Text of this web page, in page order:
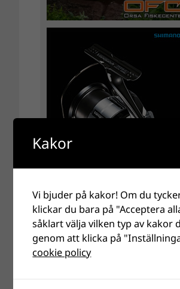
Kakor
Vi bjuder på kakor! Om du
klickar du bara på "Acceptera
såklart välja vilken typ av kakor
genom att klicka på
cookie policy